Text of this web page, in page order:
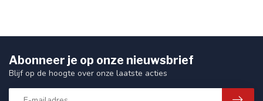
Abonneer je op onze nieuwsbrief
Blijf op de hoogte over onze laatste acties